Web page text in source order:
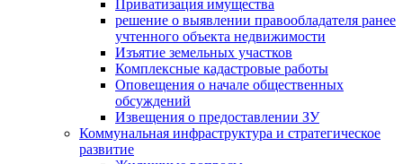
Приватизация имущества
решение о выявлении правообладателя ранее
учтенного объекта недвижимости
Изъятие земельных участков
Комплексные кадастровые работы
Оповещения о начале общественных
обсуждений
Извещения о предоставлении ЗУ
Коммунальная инфраструктура и стратегическое
развитие